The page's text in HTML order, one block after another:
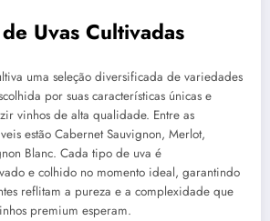
Uvas Cultivadas
uma seleção diversificada de variedades
por suas características únicas e
vinhos de alta qualidade. Entre as
estão Cabernet Sauvignon, Merlot,
Blanc. Cada tipo de uva é
e colhido no momento ideal, garantindo
reflitam a pureza e a complexidade que
premium esperam.